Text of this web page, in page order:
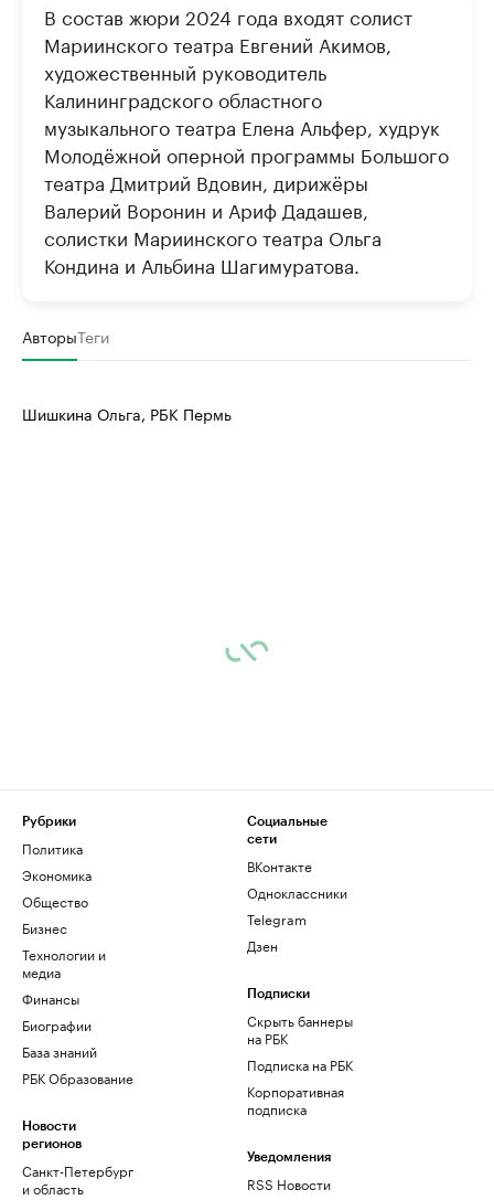
В состав жюри 2024 года входят солист
Мариинского театра Евгений Акимов,
художественный руководитель
Калининградского областного
музыкального театра Елена Альфер, худрук
Молодёжной оперной программы Большого
театра Дмитрий Вдовин, дирижёры
Валерий Воронин и Ариф Дадашев,
солистки Мариинского театра Ольга
Кондина и Альбина Шагимуратова.
АвторыТеги
Шишкина Ольга, РБК Пермь
Рубрики
Политика
Экономика
Общество
Бизнес
Технологии и
медиа
Финансы
Биографии
База знаний
РБК Образование
Новости
регионов
Санкт-Петербург
и область
Социальные
сети
ВКонтакте
Одноклассники
Telegram
Дзен
Подписки
Скрыть баннеры
на РБК
Подписка на РБК
Корпоративная
подписка
Уведомления
RSS Новости